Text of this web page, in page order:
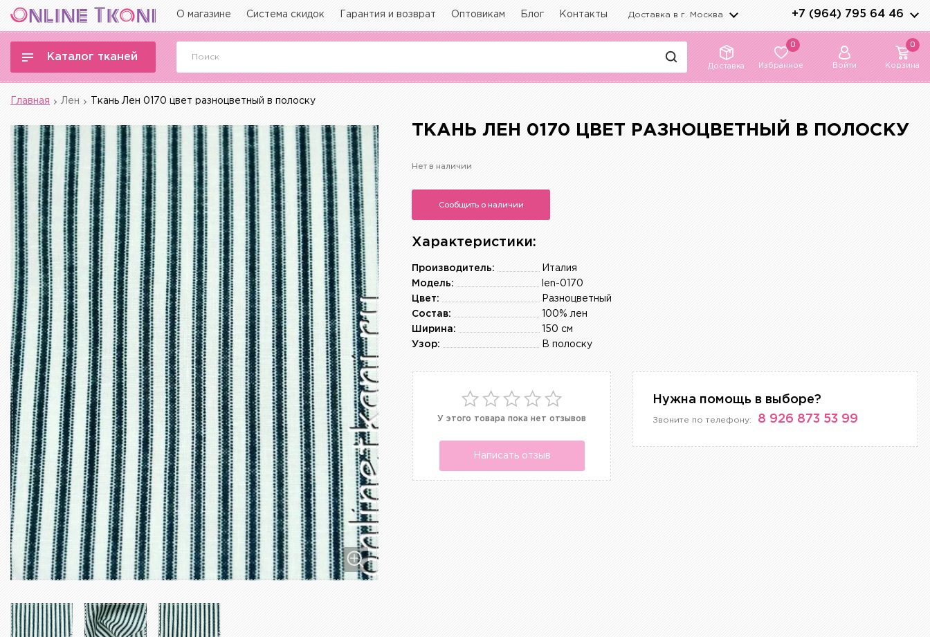
О магазине Система скидок Гарантия и возврат Оптовикам Блог Контакты Доставка в г. Москва +7 (964) 795 64 46
Каталог тканей
Доставка
0
Избранное Войти
0
Корзина
Главная Лен Ткань Лен 0170 цвет разноцветный в полоску
ТКАНЬ ЛЕН 0170 ЦВЕТ РАЗНОЦВЕТНЫЙ В ПОЛОСКУ
Нет в наличии
Сообщить о наличии
Характеристики:
Италия
Производитель:
len-0170
Модель:
Разноцветный
Цвет:
100% лен
Состав:
150 см
Ширина:
В полоску
Узор:
У этого товара пока нет отзывов
Написать отзыв
Нужна помощь в выборе?
Звоните по телефону: 8 926 873 53 99